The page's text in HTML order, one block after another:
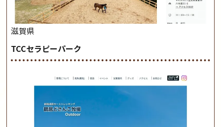
滋賀県
TCCセラピーパーク